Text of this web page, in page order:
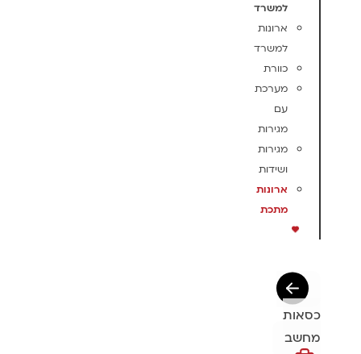
למשרד
ארונות
למשרד
כוורת
מערכת
עם
מגירות
מגירות
ושידות
ארונות
מתכת
כסאות
מחשב